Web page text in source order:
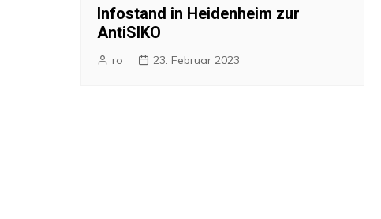
Infostand in Heidenheim zur
AntiSIKO
ro 23. Februar 2023